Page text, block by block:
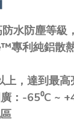
水防塵等級
專利純鋁散
上，達到最
：-65⁰C ~